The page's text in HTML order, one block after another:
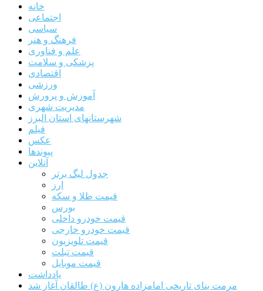
خانه
اجتماعی
سیاسی
فرهنگ و هنر
علم و فناوری
پزشکی و سلامت
اقتصادی
ورزشی
آموزش و پرورش
مدیریت شهری
شهرستانهای استان البرز
فیلم
عکس
پیوندها
آنلاین
جدول لیگ برتر
ارز
قیمت طلا و سکه
بورس
قیمت خودرو داخلی
قیمت خودرو خارجی
قیمت تلویزیون
قیمت تبلت
قیمت موبایل
یادداشت
مرمت بنای تاریخی امامزاده هارون (ع) طالقان آغاز شد